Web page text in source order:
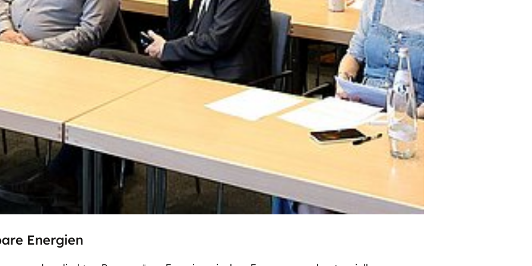
Energien